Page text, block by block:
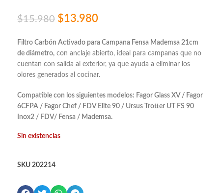
$15.980 $13.980
Filtro Carbón Activado para Campana Fensa Mademsa 21cm
de diámetro, con anclaje abierto, ideal para campanas que no
cuentan con salida al exterior, ya que ayuda a eliminar los
olores generados al cocinar.
Compatible con los siguientes modelos: Fagor Glass XV / Fagor
6CFPA / Fagor Chef / FDV Elite 90 / Ursus Trotter UT FS 90
Inox2 / FDV/ Fensa / Mademsa.
Sin existencias
SKU 202214